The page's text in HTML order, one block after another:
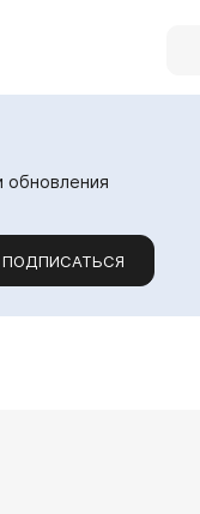
обновления
ПОДПИСАТЬСЯ